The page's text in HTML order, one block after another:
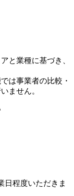
と業種に基づき、
は事業者の比較・
ません。
日程度いただきま